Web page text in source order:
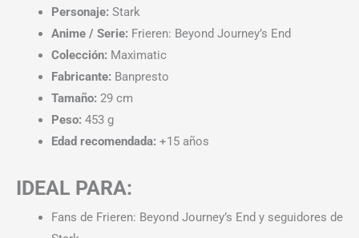
Personaje: Stark
Anime / Serie: Frieren: Beyond Journey’s End
Colección: Maximatic
Fabricante: Banpresto
Tamaño: 29 cm
Peso: 453 g
Edad recomendada: +15 años
IDEAL PARA:
Fans de Frieren: Beyond Journey’s End y seguidores de